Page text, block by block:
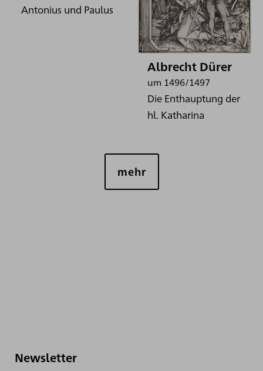
Antonius und Paulus
Albrecht Dürer
um 1496/1497
Die Enthauptung der
hl. Katharina
mehr
Newsletter